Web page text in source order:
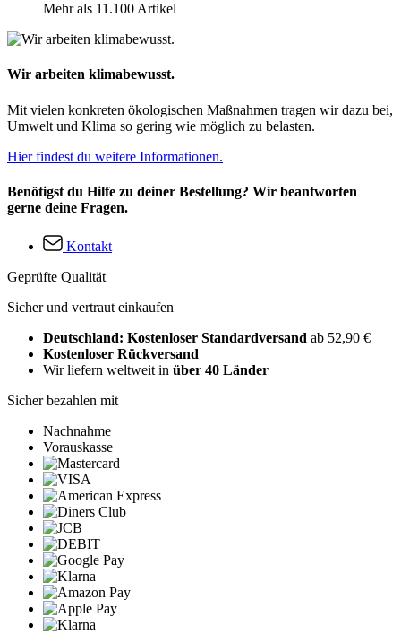
Mehr als 11.100 Artikel
Wir arbeiten klimabewusst.
Mit vielen konkreten ökologischen Maßnahmen tragen wir dazu bei,
Umwelt und Klima so gering wie möglich zu belasten.
Hier findest du weitere Informationen.
Benötigst du Hilfe zu deiner Bestellung? Wir beantworten
gerne deine Fragen.
Kontakt
Geprüfte Qualität
Sicher und vertraut einkaufen
Deutschland: Kostenloser Standardversand ab 52,90 €
Kostenloser Rückversand
Wir liefern weltweit in über 40 Länder
Sicher bezahlen mit
Nachnahme
Vorauskasse